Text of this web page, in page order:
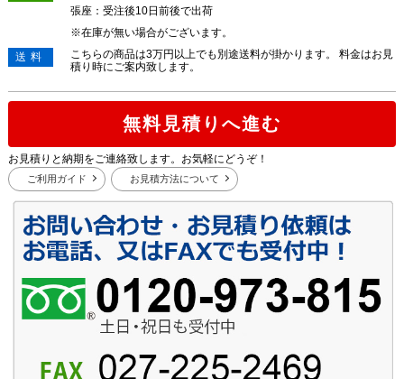
張座：受注後10日前後で出荷
※在庫が無い場合がございます。
送料
こちらの商品は3万円以上でも別途送料が掛かります。 料金はお見
積り時にご案内致します。
無料見積りへ進む
お見積りと納期をご連絡致します。お気軽にどうぞ！
ご利用ガイド お見積方法について